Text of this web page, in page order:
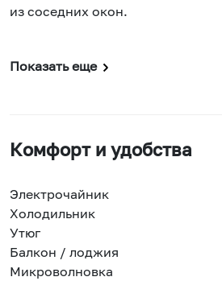
из соседних окон.
Показать еще
Комфорт и удобства
Электрочайник
Холодильник
Утюг
Балкон / лоджия
Микроволновка